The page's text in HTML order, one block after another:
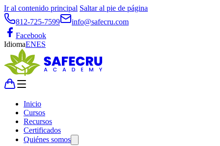
Ir al contenido principal Saltar al pie de página
812-725-7599
info@safecru.com
Facebook
IdiomaENES
Inicio
Cursos
Recursos
Certificados
Quiénes somos